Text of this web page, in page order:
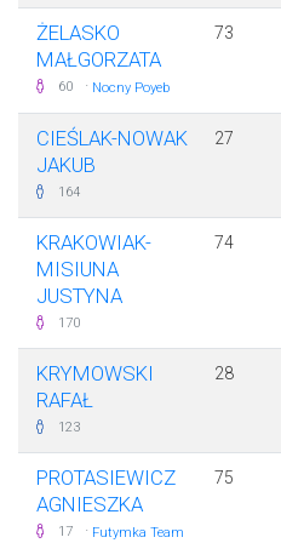
ŻELASKO
MAŁGORZATA
60 · Nocny Poyeb
73
CIEŚLAK-NOWAK
JAKUB
164
27
KRAKOWIAK-
MISIUNA
JUSTYNA
170
74
KRYMOWSKI
RAFAŁ
123
28
PROTASIEWICZ
AGNIESZKA
17 · Futymka Team
75